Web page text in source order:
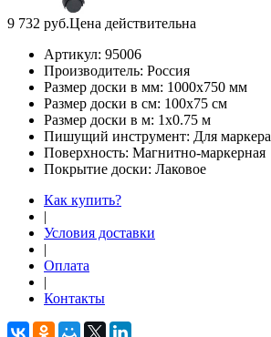
9 732 руб.Цена действительна
Артикул: 95006
Производитель: Россия
Размер доски в мм: 1000х750 мм
Размер доски в см: 100х75 см
Размер доски в м: 1х0.75 м
Пишущий инструмент: Для маркера
Поверхность: Магнитно-маркерная
Покрытие доски: Лаковое
Как купить?
|
Условия доставки
|
Оплата
|
Контакты